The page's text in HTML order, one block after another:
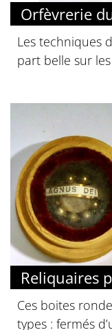
Orfèvrerie
Les techniques
part belle sur
Reliquaires
Ces boites
types : fermés